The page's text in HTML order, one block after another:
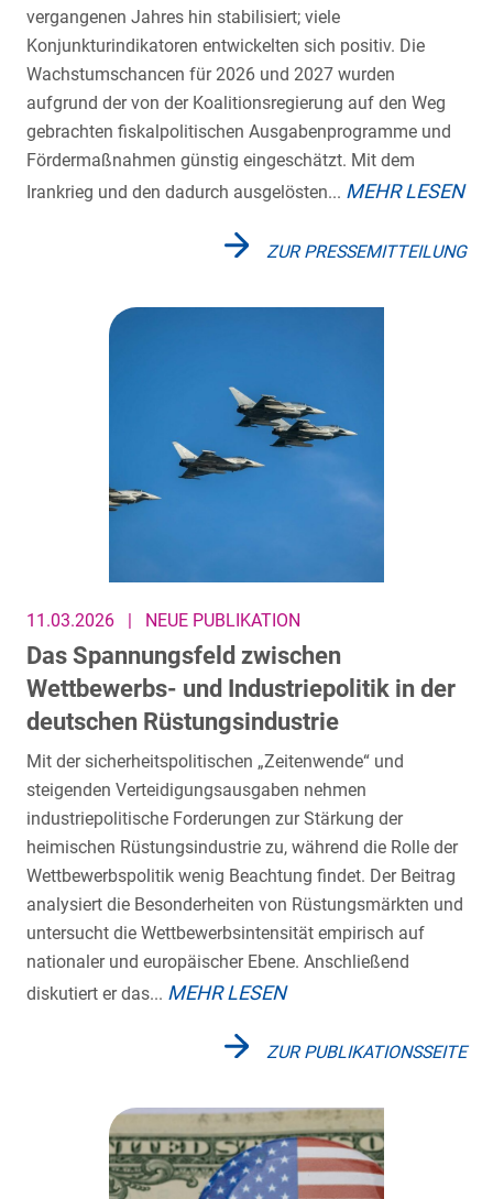
vergangenen Jahres hin stabilisiert; viele
Konjunkturindikatoren entwickelten sich positiv. Die
Wachstumschancen für 2026 und 2027 wurden
aufgrund der von der Koalitionsregierung auf den Weg
gebrachten fiskalpolitischen Ausgabenprogramme und
Fördermaßnahmen günstig eingeschätzt. Mit dem
Irankrieg und den dadurch ausgelösten... MEHR LESEN
ZUR PRESSEMITTEILUNG
11.03.2026 | NEUE PUBLIKATION
Das Spannungsfeld zwischen
Wettbewerbs- und Industriepolitik in der
deutschen Rüstungsindustrie
Mit der sicherheitspolitischen „Zeitenwende“ und
steigenden Verteidigungsausgaben nehmen
industriepolitische Forderungen zur Stärkung der
heimischen Rüstungsindustrie zu, während die Rolle der
Wettbewerbspolitik wenig Beachtung findet. Der Beitrag
analysiert die Besonderheiten von Rüstungsmärkten und
untersucht die Wettbewerbsintensität empirisch auf
nationaler und europäischer Ebene. Anschließend
diskutiert er das... MEHR LESEN
ZUR PUBLIKATIONSSEITE